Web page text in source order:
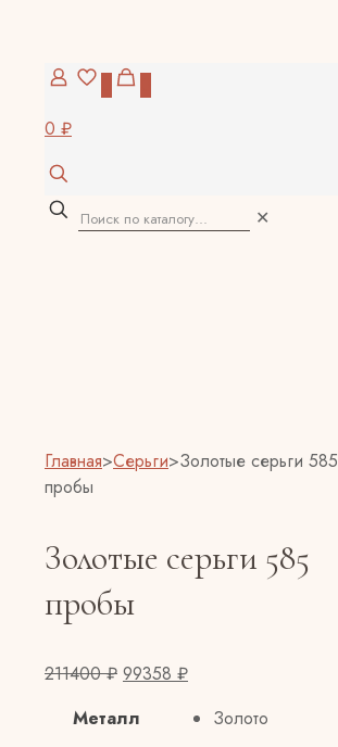
0 ₽
✕
Главная>Серьги>Золотые серьги 585
пробы
Золотые серьги 585
пробы
211400₽ 99358 ₽
Металл
Золото